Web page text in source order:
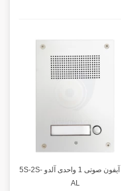
پنل آیفون صوتی 1 واحدی آلدو 5S-2S-
AL